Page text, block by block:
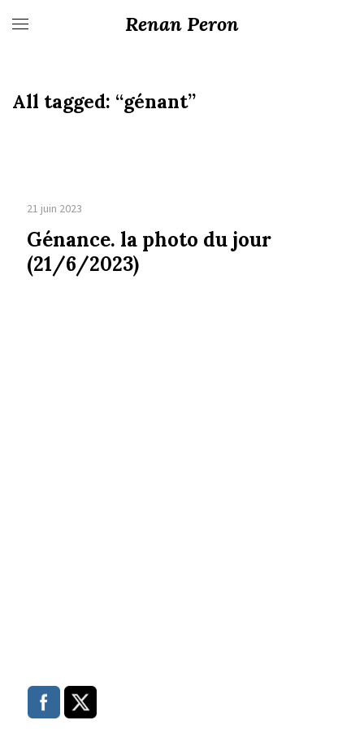
Renan Peron
All tagged: “génant”
21 juin 2023
Génance. la photo du jour
(21/6/2023)